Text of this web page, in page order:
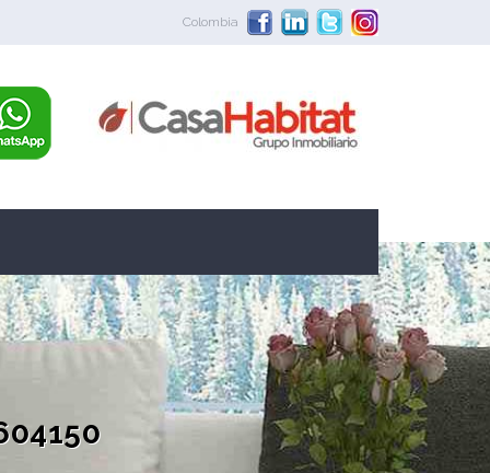
Colombia